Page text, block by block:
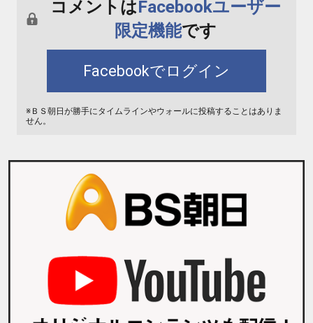
コメントはFacebookユーザー
限定機能です
Facebookでログイン
※ＢＳ朝日が勝手にタイムラインやウォールに投稿することはありま
せん。